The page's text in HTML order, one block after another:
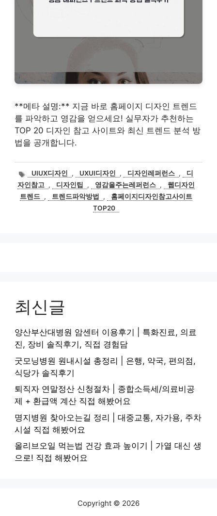
**메타 설명:** 지금 바로 홈페이지 디자인 트렌드
를 파악하고 영감을 얻으세요! 실무자가 추천하는
TOP 20 디자인 참고 사이트와 최신 트렌드 분석 방
법을 공개합니다.
태
그
UIUX디자인 , UXUI디자인 , 디자인레퍼런스 ,
디
자인참고
, 디자인팁 , 영감을주는레퍼런스 ,
웹디자인
트렌드 , 트렌드파악방법 ,
홈페이지디자인참고사이트
TOP20
최신글
양산부산대병원 암센터 이용후기 | 특화진료, 의료
진, 장비 솔직후기, 직접 경험담
굿모닝병원 원내시설 총정리 | 은행, 약국, 편의점,
식당가 솔직후기
퇴직자 연말정산 신청절차 | 종합소득세/의료비공
제 + 환급액 계산 직접 해봤어요
명지병원 찾아오는길 정리 | 대중교통, 자가용, 주차
시설 직접 해봤어요
올리브오일 먹는법 건강 효과 높이기 | 가열 대신 생
으로! 직접 해봤어요
Copyright © 2026